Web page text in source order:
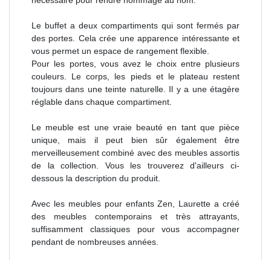
Le buffet a deux compartiments qui sont fermés par
des portes. Cela crée une apparence intéressante et
vous permet un espace de rangement flexible.
Pour les portes, vous avez le choix entre plusieurs
couleurs. Le corps, les pieds et le plateau restent
toujours dans une teinte naturelle. Il y a une étagère
réglable dans chaque compartiment.
Le meuble est une vraie beauté en tant que pièce
unique, mais il peut bien sûr également être
merveilleusement combiné avec des meubles assortis
de la collection. Vous les trouverez d'ailleurs ci-
dessous la description du produit.
Avec les meubles pour enfants Zen, Laurette a créé
des meubles contemporains et très attrayants,
suffisamment classiques pour vous accompagner
pendant de nombreuses années.